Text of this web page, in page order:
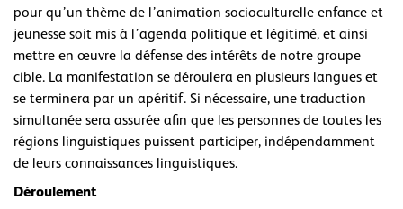
pour qu’un thème de l’animation socioculturelle enfance et
jeunesse soit mis à l’agenda politique et légitimé, et ainsi
mettre en œuvre la défense des intérêts de notre groupe
cible. La manifestation se déroulera en plusieurs langues et
se terminera par un apéritif. Si nécessaire, une traduction
simultanée sera assurée afin que les personnes de toutes les
régions linguistiques puissent participer, indépendamment
de leurs connaissances linguistiques.
Déroulement